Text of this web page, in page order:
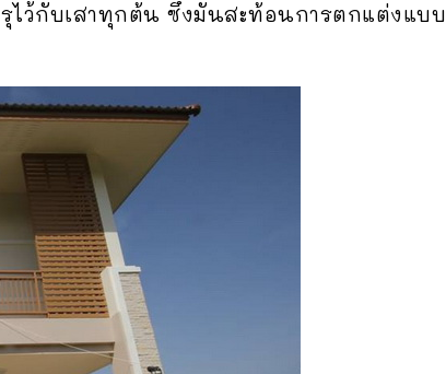
ไว้กับเสาทุกต้น ซึ่งมันสะท้อนการตกแต่งแบบ